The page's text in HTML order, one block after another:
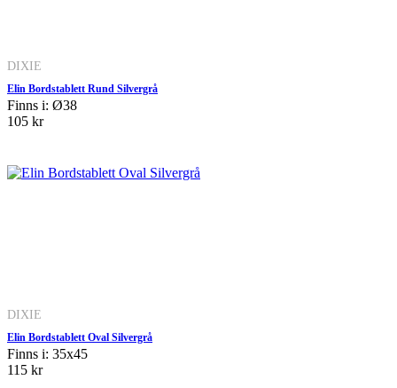
DIXIE
Elin Bordstablett Rund Silvergrå
Finns i: Ø38
105 kr
DIXIE
Elin Bordstablett Oval Silvergrå
Finns i: 35x45
115 kr